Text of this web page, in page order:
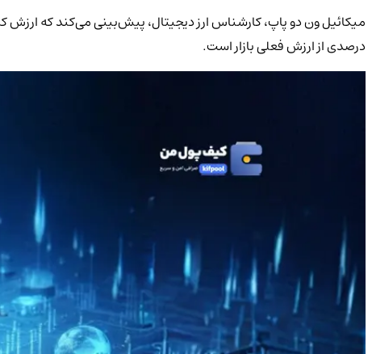
درصدی از ارزش فعلی بازار است.